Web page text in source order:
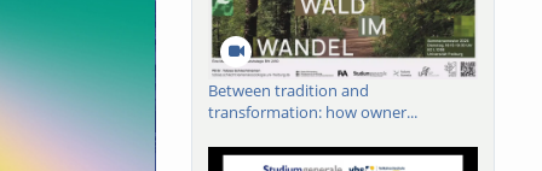
Between tradition and
transformation: how owner...